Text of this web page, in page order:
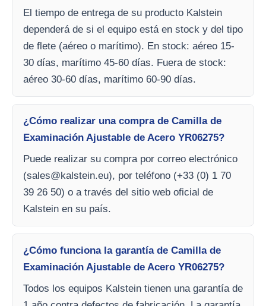
El tiempo de entrega de su producto Kalstein
dependerá de si el equipo está en stock y del tipo
de flete (aéreo o marítimo). En stock: aéreo 15-
30 días, marítimo 45-60 días. Fuera de stock:
aéreo 30-60 días, marítimo 60-90 días.
¿Cómo realizar una compra de Camilla de
Examinación Ajustable de Acero YR06275?
Puede realizar su compra por correo electrónico
(sales@kalstein.eu), por teléfono (+33 (0) 1 70
39 26 50) o a través del sitio web oficial de
Kalstein en su país.
¿Cómo funciona la garantía de Camilla de
Examinación Ajustable de Acero YR06275?
Todos los equipos Kalstein tienen una garantía de